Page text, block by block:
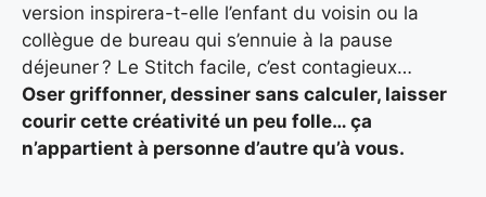
version inspirera-t-elle l’enfant du voisin ou la
collègue de bureau qui s’ennuie à la pause
déjeuner ? Le Stitch facile, c’est contagieux…
Oser griffonner, dessiner sans calculer, laisser
courir cette créativité un peu folle… ça
n’appartient à personne d’autre qu’à vous.